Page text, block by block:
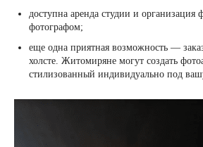
доступна аренда студии и организация
фотографом;
еще одна приятная возможность —
холсте. Житомиряне могут создать
стилизованный индивидуально под